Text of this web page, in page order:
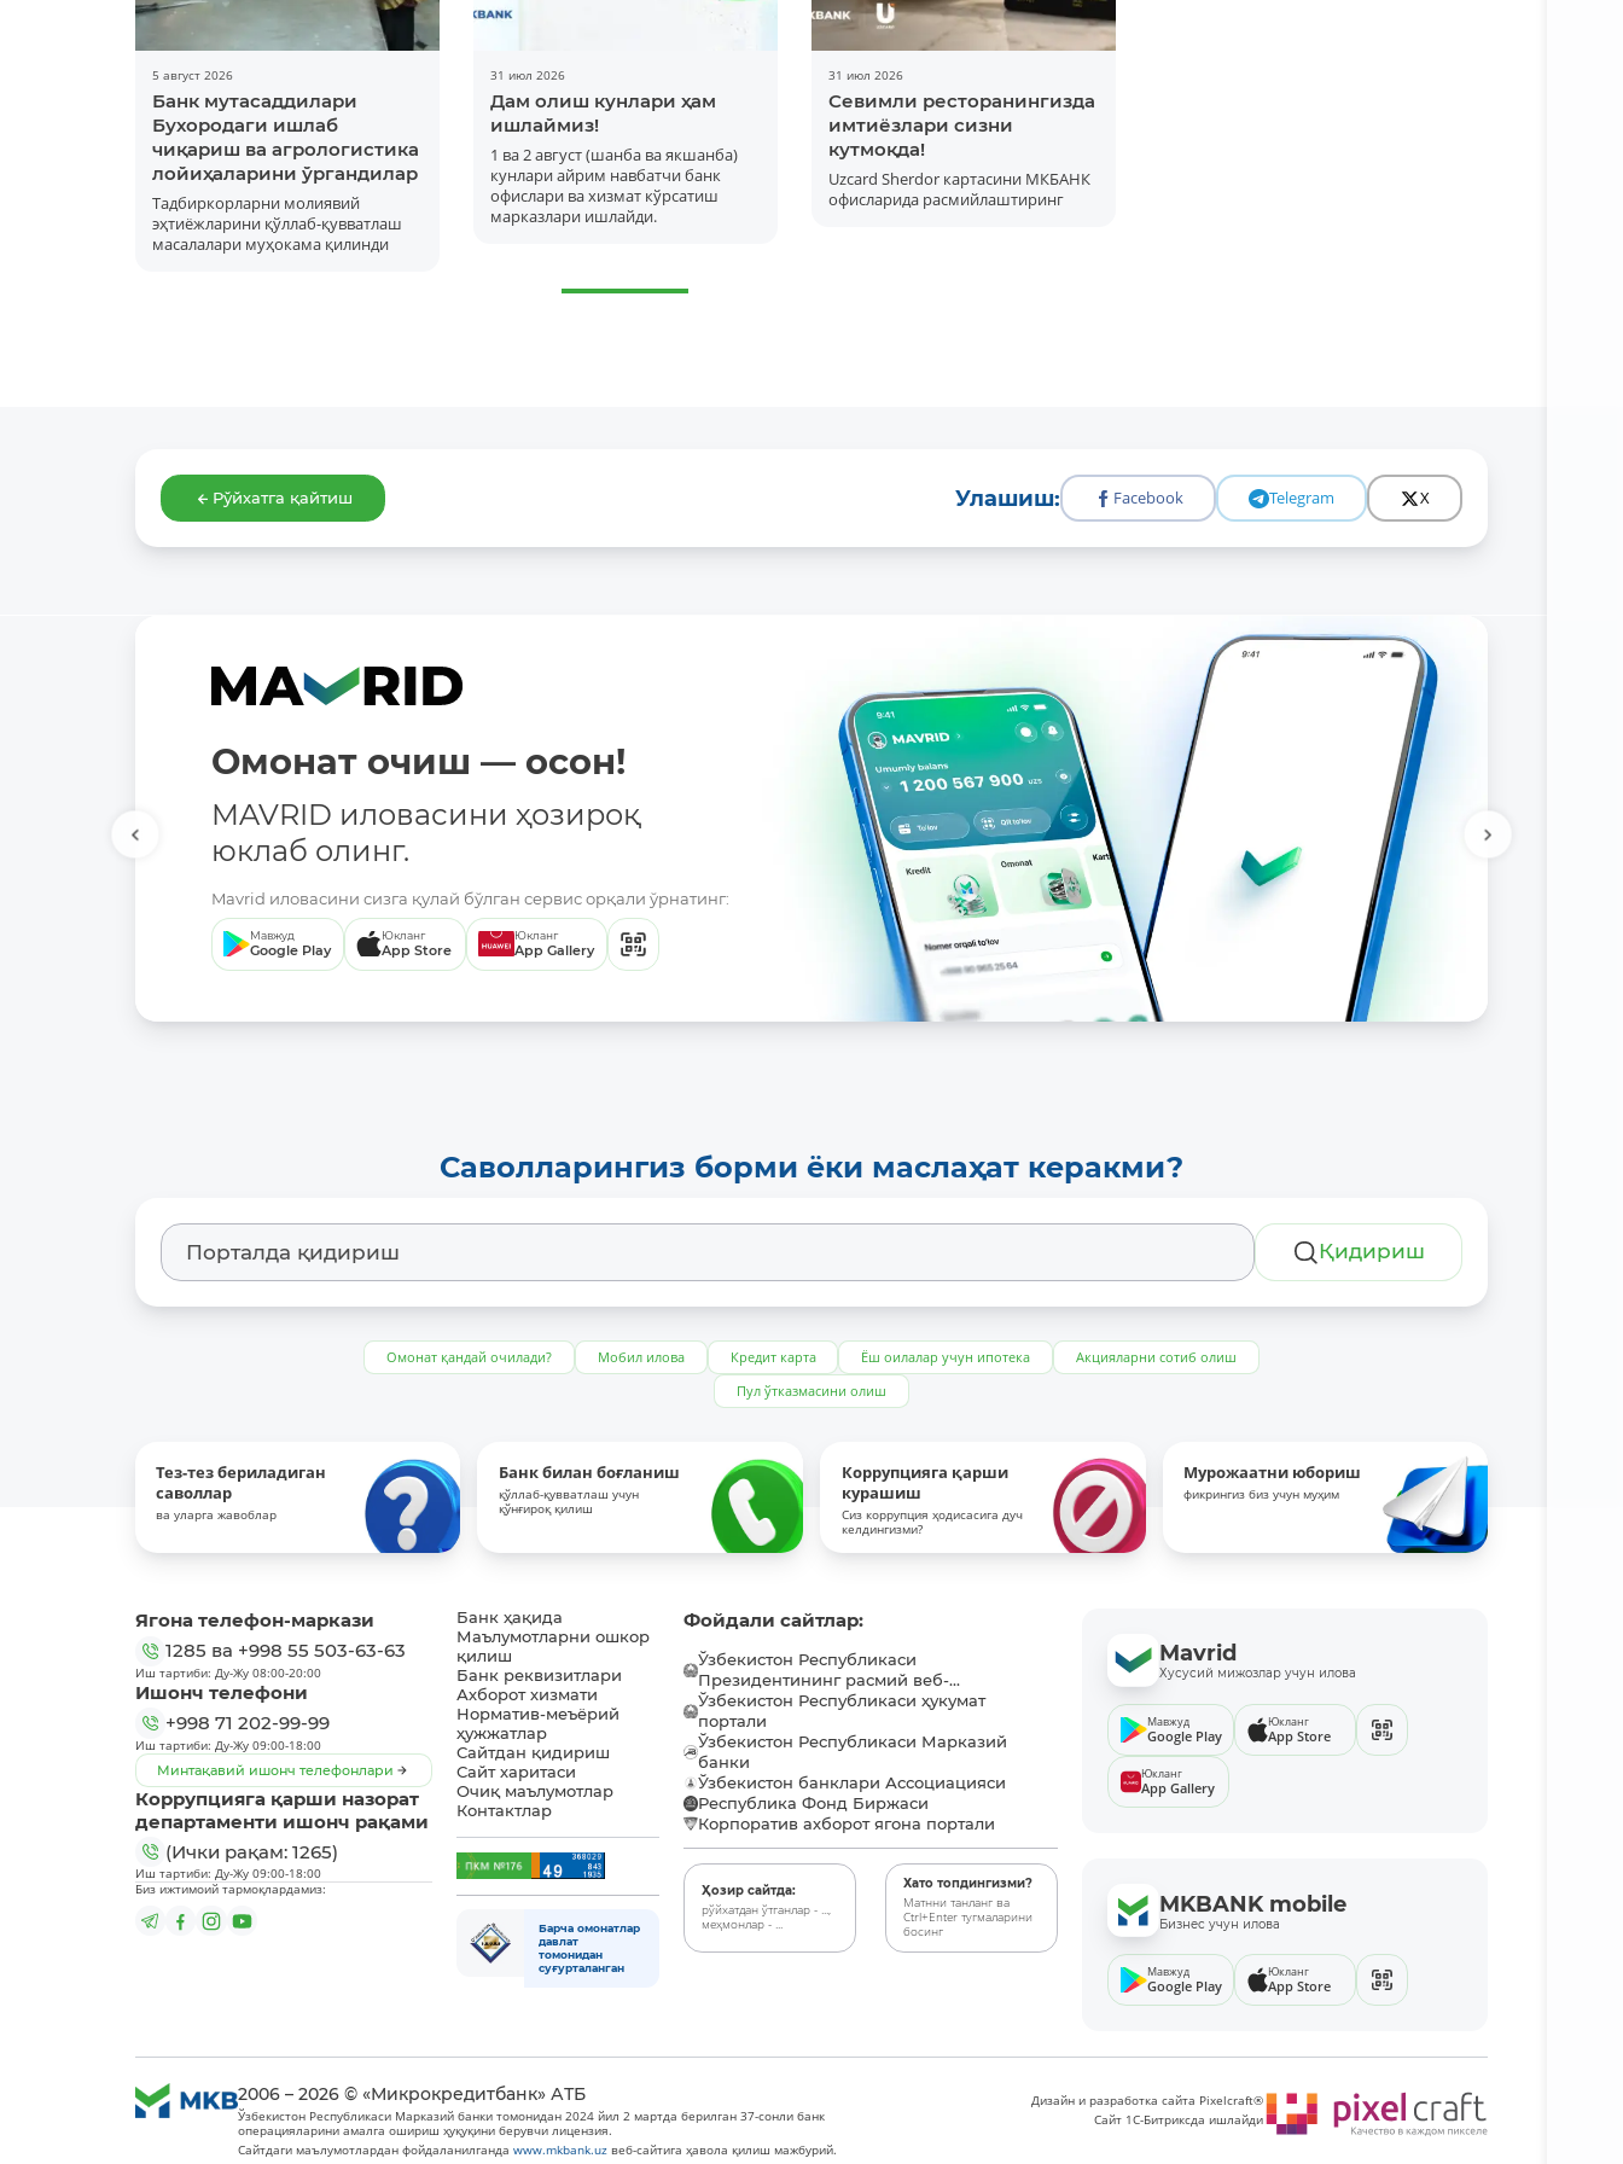
5 август 2026
Банк мутасаддилари
Бухородаги ишлаб
чиқариш ва агрологистика
лойиҳаларини ўргандилар
Тадбиркорларни молиявий
эҳтиёжларини қўллаб-қувватлаш
масалалари муҳокама қилинди
31 июл 2026
Дам олиш кунлари ҳам
ишлаймиз!
1 ва 2 август (шанба ва якшанба)
кунлари айрим навбатчи банк
офислари ва хизмат кўрсатиш
марказлари ишлайди.
31 июл 2026
Севимли ресторанингизда
имтиёзлари сизни
кутмоқда!
Uzcard Sherdor картасини МКБАНК
офисларида расмийлаштиринг
Рўйхатга қайтиш Улашиш: Facebook Telegram X
Омонат очиш — осон!
MAVRID иловасини ҳозироқ
юклаб олинг.
Mavrid иловасини сизга қулай бўлган сервис орқали ўрнатинг:
Мавжуд
Google Play
Юкланг
App Store
Юкланг
App Gallery
Саволларингиз борми ёки маслаҳат керакми?
Қидириш
Омонат қандай очилади? Мобил илова Кредит карта Ёш оилалар учун ипотека
Акцияларни сотиб олиш
Пул ўтказмасини олиш
Тез-тез бериладиган
саволлар
ва уларга жавоблар
Банк билан боғланиш
қўллаб-қувватлаш учун
қўнғироқ қилиш
Коррупцияга қарши
курашиш
Сиз коррупция ҳодисасига дуч
келдингизми?
Мурожаатни юбориш
фикрингиз биз учун муҳим
Ягона телефон-маркази
1285 ва +998 55 503-63-63
Иш тартиби: Ду-Жу 08:00-20:00
Ишонч телефони
+998 71 202-99-99
Иш тартиби: Ду-Жу 09:00-18:00
Минтақавий ишонч телефонлари
Коррупцияга қарши назорат
департаменти ишонч рақами
(Ички рақам: 1265)
Иш тартиби: Ду-Жу 09:00-18:00
Биз ижтимоий тармоқлардамиз:
Банк ҳақида
Маълумотларни ошкор
қилиш
Банк реквизитлари
Ахборот хизмати
Норматив-меъёрий
ҳужжатлар
Сайтдан қидириш
Сайт харитаси
Очиқ маълумотлар
Контактлар
Барча омонатлар
давлат
томонидан
суғурталанган
Фойдали сайтлар:
Ўзбекистон Республикаси
Президентининг расмий веб-...
Ўзбекистон Республикаси ҳукумат
портали
Ўзбекистон Республикаси Марказий
банки
Ўзбекистон банклари Ассоциацияси
Республика Фонд Биржаси
Корпоратив ахборот ягона портали
Ҳозир сайтда:
рўйхатдан ўтганлар - ...,
меҳмонлар - ...
Хато топдингизми?
Матнни танланг ва
Ctrl+Enter тугмаларини
босинг
Mavrid
Хусусий мижозлар учун илова
Мавжуд
Google Play
Юкланг
App Store
Юкланг
App Gallery
MKBANK mobile
Бизнес учун илова
Мавжуд
Google Play
Юкланг
App Store
2006 – 2026 © «Микрокредитбанк» АТБ
Ўзбекистон Республикаси Марказий банки томонидан 2024 йил 2 мартда берилган 37-сонли банк
операцияларини амалга ошириш ҳуқуқини берувчи лицензия.
Сайтдаги маълумотлардан фойдаланилгандаwww.mkbank.uz веб-сайтига ҳавола қилиш мажбурий.
Дизайн и разработка сайта Pixelcraft®
Сайт 1C-Битриксда ишлайди